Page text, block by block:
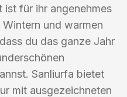
ist für ihr angenehmes
und warmen
du das ganze Jahr
Sanliurfa bietet
mit ausgezeichneten